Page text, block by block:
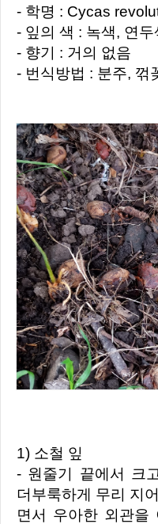
- 학명 : Cycas
- 잎의 색 : 녹색, 연두
- 향기 : 거의 없음
- 번식방법 : 분주, 꺾
1) 소철 잎
- 원줄기 끝에서 크
더부룩하게 무리 지
면서 우아한 외관을